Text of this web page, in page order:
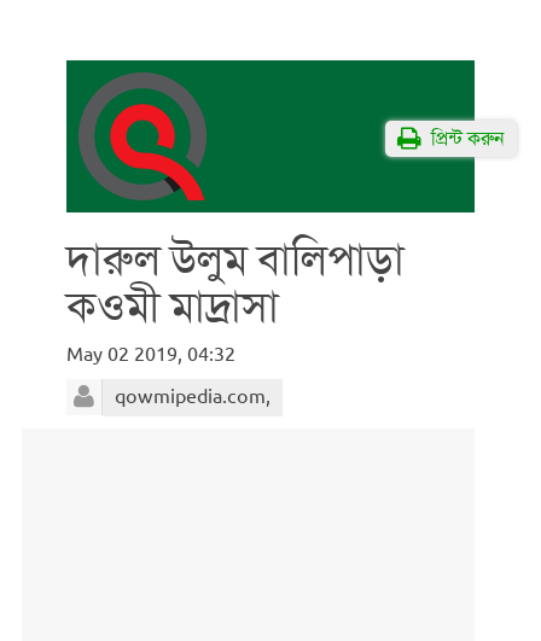
দারুল উলুম বালিপাড়া
কওমী মাদ্রাসা
May 02 2019, 04:32
qowmipedia.com,
প্রিন্ট করুন